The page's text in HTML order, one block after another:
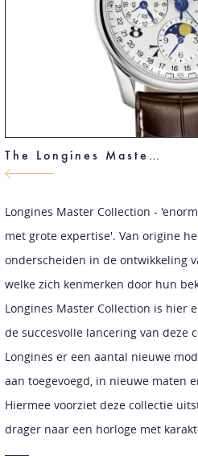
The Longines Master Collection
Longines Master Collection -
met grote expertise'. Van origine
onderscheiden in de ontwikkeling
welke zich kenmerken door hun
Longines Master Collection is hier
de succesvolle lancering van deze
Longines er een aantal nieuwe
aan toegevoegd, in nieuwe maten
Hiermee voorziet deze collectie
drager naar een horloge met